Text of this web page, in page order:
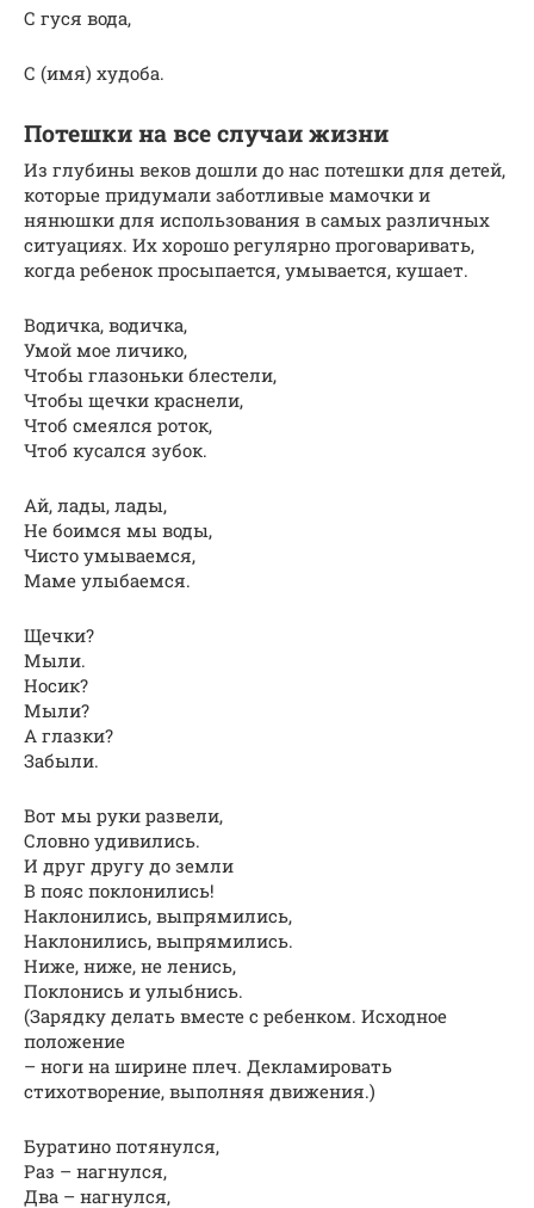
С гуся вода,
С (имя) худоба.
Потешки на все случаи жизни
Из глубины веков дошли до нас потешки для детей,
которые придумали заботливые мамочки и
нянюшки для использования в самых различных
ситуациях. Их хорошо регулярно проговаривать,
когда ребенок просыпается, умывается, кушает.
Водичка, водичка,
Умой мое личико,
Чтобы глазоньки блестели,
Чтобы щечки краснели,
Чтоб смеялся роток,
Чтоб кусался зубок.
Ай, лады, лады,
Не боимся мы воды,
Чисто умываемся,
Маме улыбаемся.
Щечки?
Мыли.
Носик?
Мыли?
А глазки?
Забыли.
Вот мы руки развели,
Словно удивились.
И друг другу до земли
В пояс поклонились!
Наклонились, выпрямились,
Наклонились, выпрямились.
Ниже, ниже, не ленись,
Поклонись и улыбнись.
(Зарядку делать вместе с ребенком. Исходное
положение
– ноги на ширине плеч. Декламировать
стихотворение, выполняя движения.)
Буратино потянулся,
Раз – нагнулся,
Два – нагнулся,